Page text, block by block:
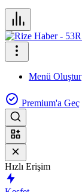
Menü Oluştur
Premium'a Geç
Hızlı Erişim